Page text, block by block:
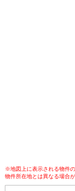
※地図上に表示される物件
物件所在地とは異なる場合が